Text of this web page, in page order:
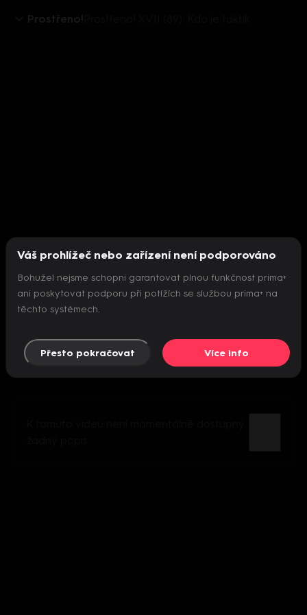
Prostřeno!
Nepodařilo se inicializovat přehrávač
Váš prohlížeč nebo zařízení není podporováno
Bohužel nejsme schopni garantovat plnou funkčnost prima+
ani poskytovat podporu při potížích se službou prima+ na
těchto systémech.
Přesto pokračovat Více info